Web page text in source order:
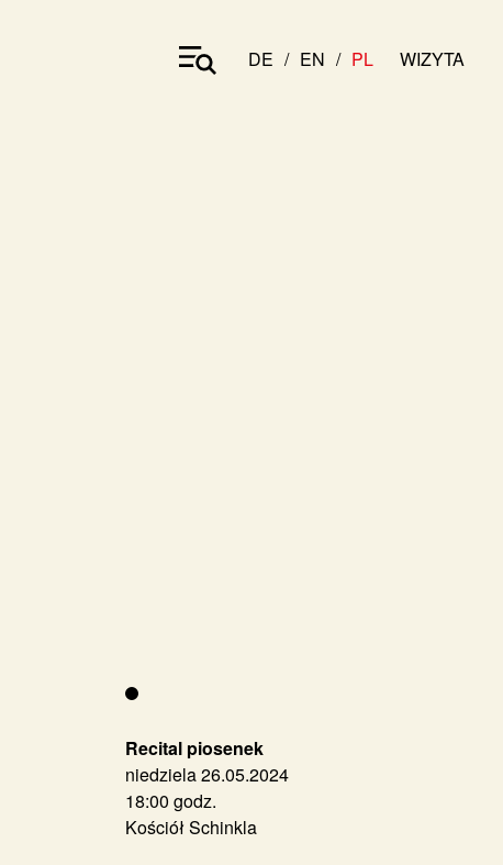
DE EN PL WIZYTA
Recital piosenek
niedziela 26.05.2024
18:00 godz.
Kościół Schinkla